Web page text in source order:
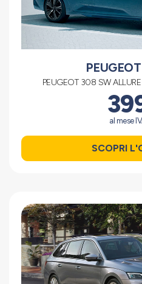
PEUGEOT 308 SW
al mese
SCOPRI